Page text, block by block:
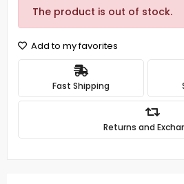
The product is out of stock.
Add to my favorites
Fast Shipping
Returns and